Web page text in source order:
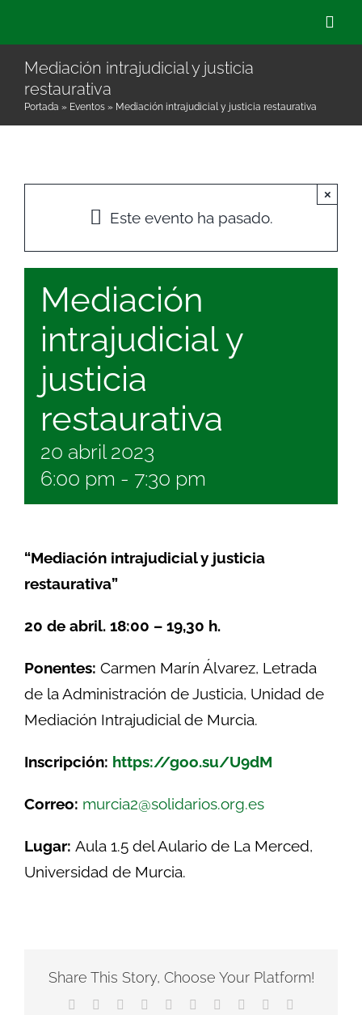
contenido
Actualidad
Hazte
Mediación intrajudicial y justicia
restaurativa
Portada » Eventos » Mediación intrajudicial y justicia restaurativa
Este evento ha pasado.
×
Mediación
intrajudicial y
justicia
restaurativa
20 abril 2023
6:00 pm - 7:30 pm
“Mediación intrajudicial y justicia
restaurativa”
20 de abril. 18:00 – 19,30 h.
Ponentes: Carmen Marín Álvarez, Letrada
de la Administración de Justicia, Unidad de
Mediación Intrajudicial de Murcia.
Inscripción: https://goo.su/U9dM
Correo: murcia2@solidarios.org.es
Lugar: Aula 1.5 del Aulario de La Merced,
Universidad de Murcia.
Share This Story, Choose Your Platform!
Facebook Reddit LinkedInWhatsApp
TumblrPinterest Xing